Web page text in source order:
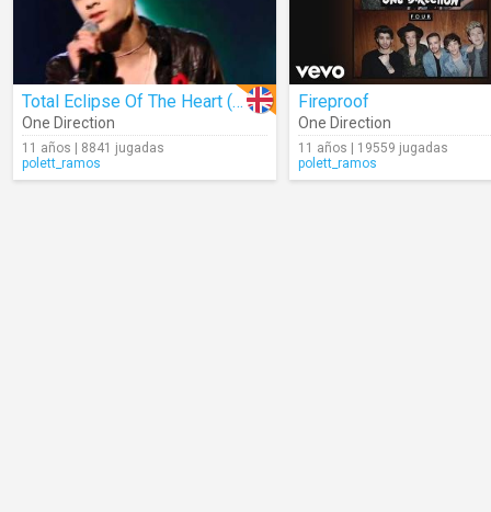
Total Eclipse Of The Heart (Cover)
One Direction
11 años | 8841 jugadas
polett_ramos
Fireproof
One Direction
11 años | 19559 jugadas
polett_ramos